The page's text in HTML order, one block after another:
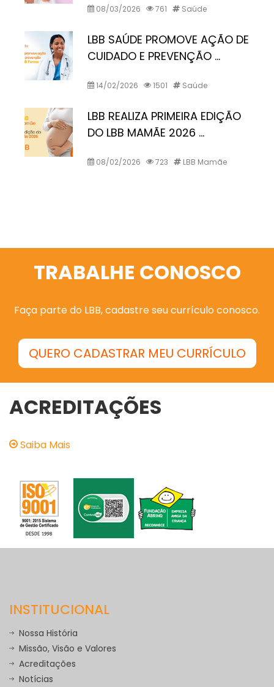
08/03/2026 761 Saúde
LBB SAÚDE PROMOVE AÇÃO DE
CUIDADO E PREVENÇÃO ...
14/02/2026 1501 Saúde
LBB REALIZA PRIMEIRA EDIÇÃO
DO LBB MAMÃE 2026 ...
08/02/2026 723 LBB Mamãe
TRABALHE CONOSCO
Faça parte do LBB, cadastre seu currículo conosco.
QUERO CADASTRAR MEU CURRÍCULO
ACREDITAÇÕES
Saiba Mais
INSTITUCIONAL
Nossa História
Missão, Visão e Valores
Acreditações
Notícias